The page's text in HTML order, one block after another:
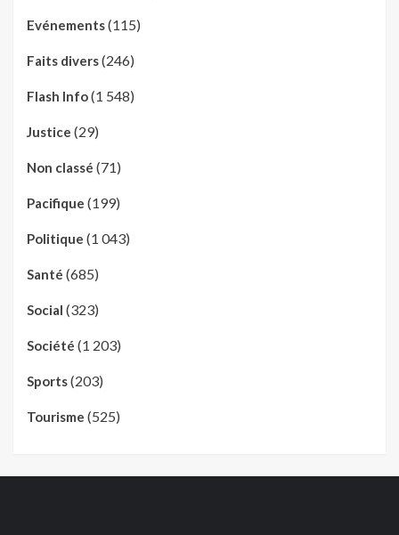
Evénements(115)
Faits divers(246)
Flash Info(1 548)
Justice (29)
Non classé (71)
Pacifique (199)
Politique (1 043)
Santé (685)
Social (323)
Société (1 203)
Sports(203)
Tourisme (525)